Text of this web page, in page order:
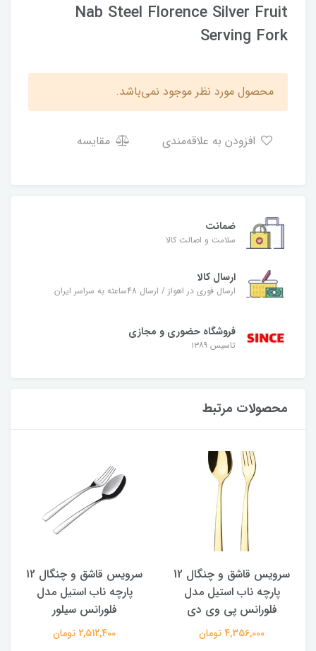
Nab Steel Florence Silver Fruit
Serving Fork
محصول مورد نظر موجود نمی‌باشد.
مقایسه
ضمانت
سلامت و اصالت کالا
ارسال کالا
ارسال فوری در اهواز / ارسال 48ساعته به سراسر ایران
فروشگاه حضوری و مجازی
تاسیس ۱۳۸۹
محصولات مرتبط
سرویس قاشق و چنگال 12
پارچه ناب استیل مدل
فلورانس پی وی دی
4,356,000 تومان
سرویس قاشق و چنگال 12
پارچه ناب استیل مدل
فلورانس سیلور
2,512,400 تومان